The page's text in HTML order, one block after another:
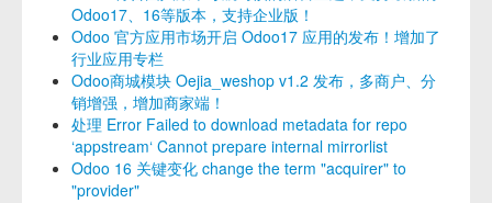
Odoo17、16等版本，支持企业版！
Odoo 官方应用市场开启 Odoo17 应用的发布！增加了
行业应用专栏
Odoo商城模块 Oejia_weshop v1.2 发布，多商户、分
销增强，增加商家端！
处理 Error Failed to download metadata for repo
‘appstream‘ Cannot prepare internal mirrorlist
Odoo 16 关键变化 change the term "acquirer" to
"provider"